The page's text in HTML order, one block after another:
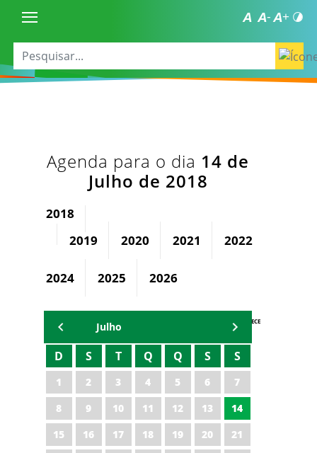
Agenda para o dia 14 de
Julho de 2018
2018
2019
2020 2021 2022
2024 2025 2026
AGENDA IPECE
Julho
D S T Q Q S S
1 2 3 4 5 6
7
8
9 10 11 12 13
14
15
16 17 18 19 20
21